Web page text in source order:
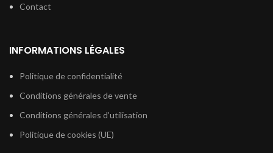
Contact
INFORMATIONS LÉGALES
Politique de confidentialité
Conditions générales de vente
Conditions générales d’utilisation
Politique de cookies (UE)